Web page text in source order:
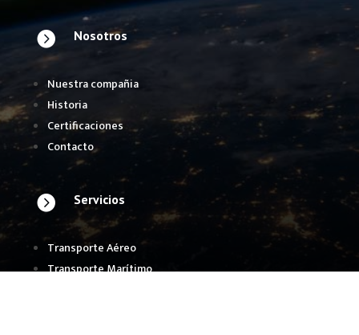
 Nosotros
Nuestra compañia
Historia
Certificaciones
Contacto
 Servicios
Transporte Aéreo
Transporte Marítimo